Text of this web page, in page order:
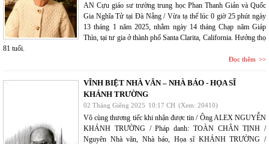
AN Cựu giáo sư trường trung học Phan Thanh Giản và Quốc
Gia Nghĩa Tử tại Đà Nẵng / Vừa tạ thế lúc 0 giờ 25 phút ngày
13 tháng 1 năm 2025, nhằm ngày 14 tháng Chạp năm Giáp
Thìn, tại tư gia ở thành phố Santa Clarita, California. Hưởng thọ
81 tuổi.
Đọc thêm
VĨNH BIỆT NHÀ VĂN – NHÀ BÁO - HỌA SĨ
KHÁNH TRƯỜNG
02 Tháng Giêng 2025 10:17 CH (Xem: 20410)
Vô cùng thương tiếc khi nhận được tin / Ông ALEX NGUYỄN
KHÁNH TRƯỜNG / Pháp danh: TOÀN CHÂN TỊNH /
Nguyên Nhà văn, Nhà báo, Họa sĩ KHÁNH TRƯỜNG /